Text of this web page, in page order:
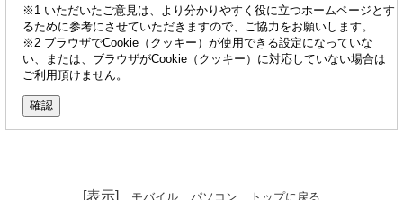
※1 いただいたご意見は、より分かりやすく役に立つホームページとす
るために参考にさせていただきますので、ご協力をお願いします。
※2 ブラウザでCookie（クッキー）が使用できる設定になっていな
い、または、ブラウザがCookie（クッキー）に対応していない場合は
ご利用頂けません。
[表示] モバイル パソコン トップに戻る